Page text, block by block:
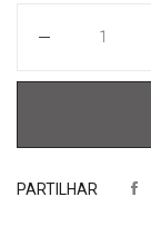
PARTILHAR